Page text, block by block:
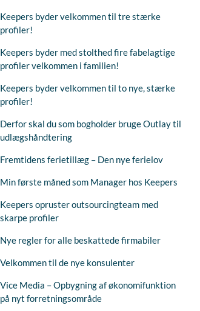
Keepers byder velkommen til tre stærke
profiler!
Keepers byder med stolthed fire fabelagtige
profiler velkommen i familien!
Keepers byder velkommen til to nye, stærke
profiler!
Derfor skal du som bogholder bruge Outlay til
udlægshåndtering
Fremtidens ferietillæg – Den nye ferielov
Min første måned som Manager hos Keepers
Keepers opruster outsourcingteam med
skarpe profiler
Nye regler for alle beskattede firmabiler
Velkommen til de nye konsulenter
Vice Media – Opbygning af økonomifunktion
på nyt forretningsområde